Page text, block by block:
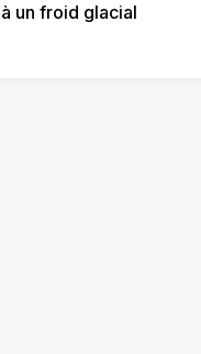
à un froid glacial